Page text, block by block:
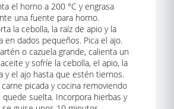
el horno a 200 °C y engrasa
una fuente para horno.
la cebolla, la raíz de apio y la
en dados pequeños. Pica el ajo.
o cazuela grande, calienta un
y sofríe la cebolla, el apio, la
y el ajo hasta que estén tiernos.
carne picada y cocina removiendo
quede suelta. Incorpora hierbas y